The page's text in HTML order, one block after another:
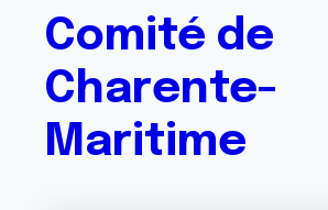
Comité de
Charente-
Maritime